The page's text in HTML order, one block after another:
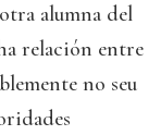
alumna del
relación entre
no seu